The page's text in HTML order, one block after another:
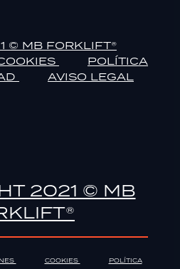
© MB FORKLIFT®
POLÍTICA
AVISO LEGAL
2021 © MB
COOKIES
POLÍTICA